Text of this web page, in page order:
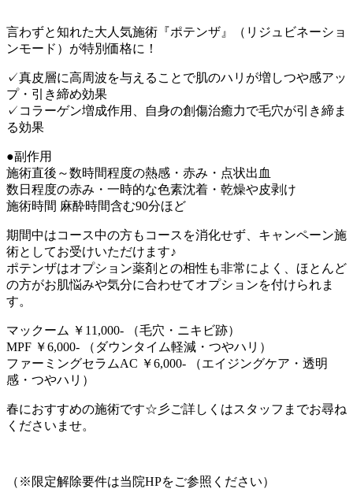
言わずと知れた大人気施術『ポテンザ』（リジュビネーショ
ンモード）が特別価格に！
✓真皮層に高周波を与えることで肌のハリが増しつや感アッ
プ・引き締め効果
✓コラーゲン増成作用、自身の創傷治癒力で毛穴が引き締ま
る効果
●副作用
施術直後～数時間程度の熱感・赤み・点状出血
数日程度の赤み・一時的な色素沈着・乾燥や皮剥け
施術時間 麻酔時間含む90分ほど
期間中はコース中の方もコースを消化せず、キャンペーン施
術としてお受けいただけます♪
ポテンザはオプション薬剤との相性も非常によく、ほとんど
の方がお肌悩みや気分に合わせてオプションを付けられま
す。
マックーム ￥11,000- （毛穴・ニキビ跡）
MPF ￥6,000- （ダウンタイム軽減・つやハリ）
ファーミングセラムAC ￥6,000- （エイジングケア・透明
感・つやハリ）
春におすすめの施術です☆彡ご詳しくはスタッフまでお尋ね
くださいませ。
（※限定解除要件は当院HPをご参照ください）